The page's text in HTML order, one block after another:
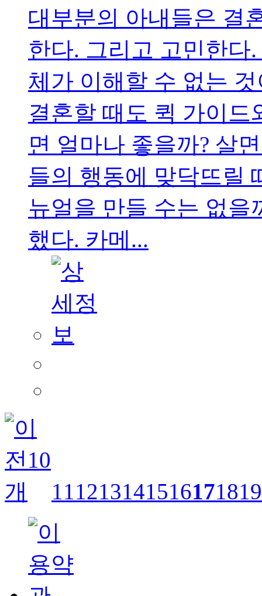
대부분의 아내들은 결
한다. 그리고 고민한다
체가 이해할 수 없는
결혼할 때도 퀵 가이
면 얼마나 좋을까? 살
들의 행동에 맞닥뜨릴
뉴얼을 만들 수는 없을
했다. 카메...
111213141516171819